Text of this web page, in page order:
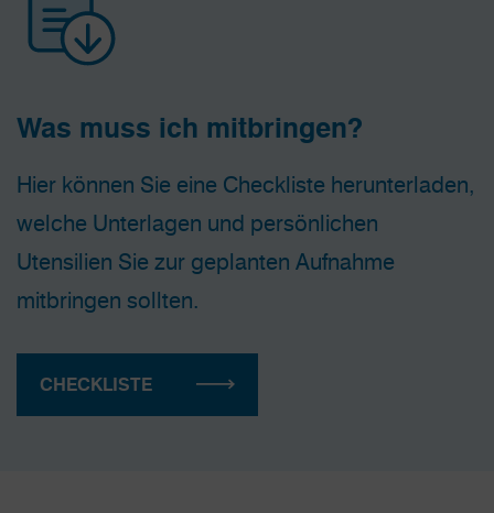
Was muss ich mitbringen?
Hier können Sie eine Checkliste herunterladen,
welche Unterlagen und persönlichen
Utensilien Sie zur geplanten Aufnahme
mitbringen sollten.
CHECKLISTE